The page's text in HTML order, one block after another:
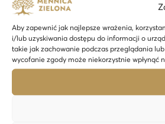
Aby zapewnić jak najlepsze wrażenia,
i/lub uzyskiwania dostępu do informacji o
takie jak zachowanie podczas przeglądania
wycofanie zgody może niekorzystnie wpłynąć